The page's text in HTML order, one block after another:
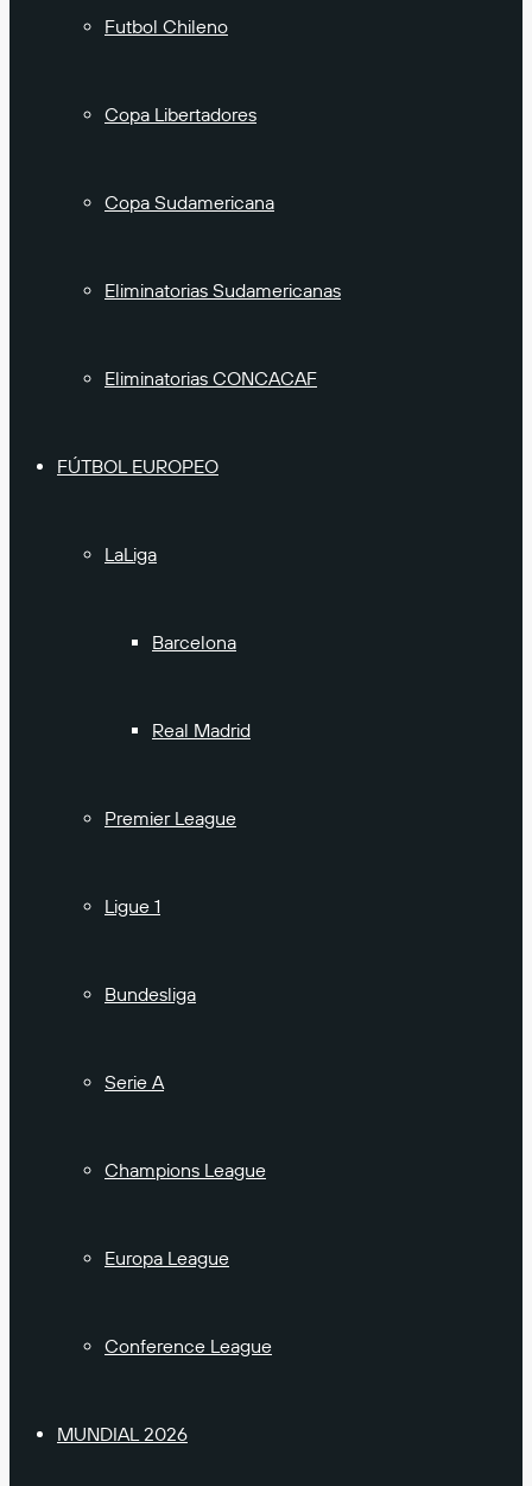
Futbol Chileno
Copa Libertadores
Copa Sudamericana
Eliminatorias Sudamericanas
Eliminatorias CONCACAF
FÚTBOL EUROPEO
LaLiga
Barcelona
Real Madrid
Premier League
Ligue 1
Bundesliga
Serie A
Champions League
Europa League
Conference League
MUNDIAL 2026